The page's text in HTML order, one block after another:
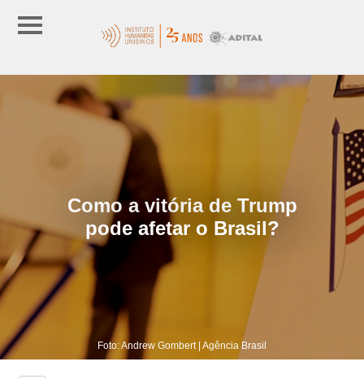
Como a vitória de Trump
pode afetar o Brasil?
Foto: Andrew Gombert | Agência Brasil